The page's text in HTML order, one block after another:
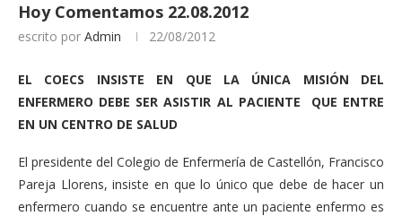
Hoy Comentamos 22.08.2012
escrito por Admin 22/08/2012
EL COECS INSISTE EN QUE LA ÚNICA MISIÓN DEL
ENFERMERO DEBE SER ASISTIR AL PACIENTE QUE ENTRE
EN UN CENTRO DE SALUD
El presidente del Colegio de Enfermería de Castellón, Francisco
Pareja Llorens, insiste en que lo único que debe de hacer un
enfermero cuando se encuentre ante un paciente enfermo es